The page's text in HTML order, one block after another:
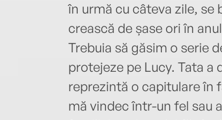
în urmă cu câteva zile, se
crească de șase ori în
Trebuia să găsim o serie
protejeze pe Lucy. Tata
reprezintă o capitulare în
mă vindec într-un fel sau